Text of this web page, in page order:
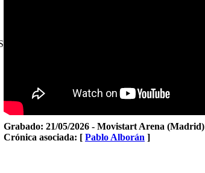
Grabado: 21/05/2026 - Movistart Arena (Madrid)
Crónica asociada: [ Pablo Alborán ]